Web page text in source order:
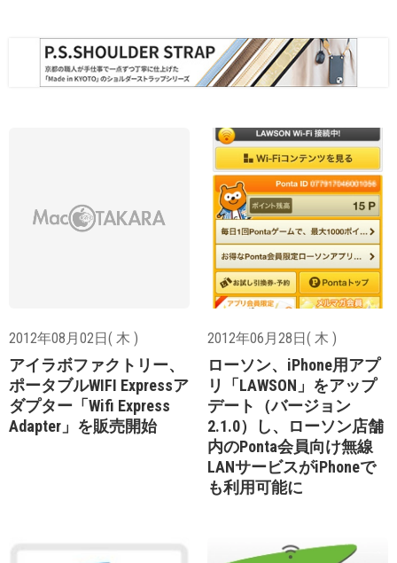
2012年08月02日( 木 )
アイラボファクトリー、
ポータブルWIFI Expressア
ダプター「Wifi Express
Adapter」を販売開始
2012年06月28日( 木 )
ローソン、iPhone用アプ
リ「LAWSON」をアップ
デート（バージョン
2.1.0）し、ローソン店舗
内のPonta会員向け無線
LANサービスがiPhoneで
も利用可能に